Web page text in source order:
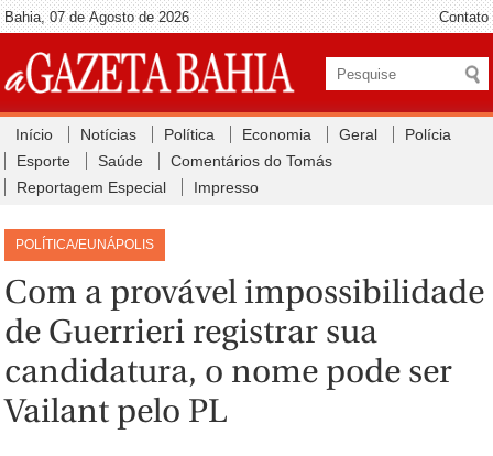
Bahia, 07 de Agosto de 2026 Contato
Início Notícias Política Economia Geral
Polícia
Esporte
Saúde
Comentários do Tomás
Reportagem Especial
Impresso
POLÍTICA/EUNÁPOLIS
Com a provável impossibilidade
de Guerrieri registrar sua
candidatura, o nome pode ser
Vailant pelo PL